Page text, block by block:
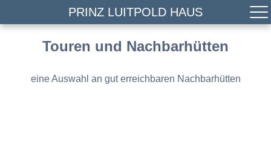
PRINZ LUITPOLD HAUS
Touren und Nachbarhütten
eine Auswahl an gut erreichbaren Nachbarhütten